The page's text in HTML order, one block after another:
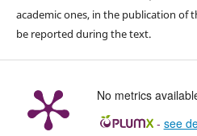
academic ones, in the publication of
be reported during the text.
No metrics
- see